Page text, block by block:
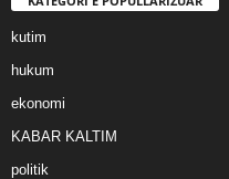
kutim
hukum
ekonomi
KABAR KALTIM
politik